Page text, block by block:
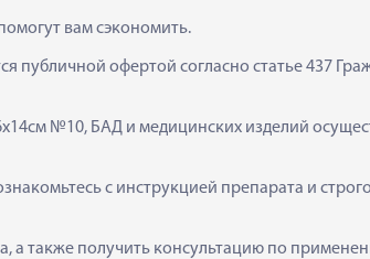
вам сэкономить.
офертой согласно статье 437
№10, БАД и медицинских изделий
с инструкцией препарата и
а также получить консультацию по